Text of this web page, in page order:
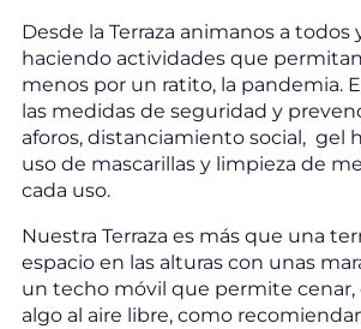
Desde la Terraza animanos a todos
haciendo actividades que permitan
menos por un ratito, la pandemia.
las medidas de seguridad y
aforos, distanciamiento social, gel
uso de mascarillas y limpieza de
cada uso.
Nuestra Terraza es más que una
espacio en las alturas con unas
un techo móvil que permite
algo al aire libre, como